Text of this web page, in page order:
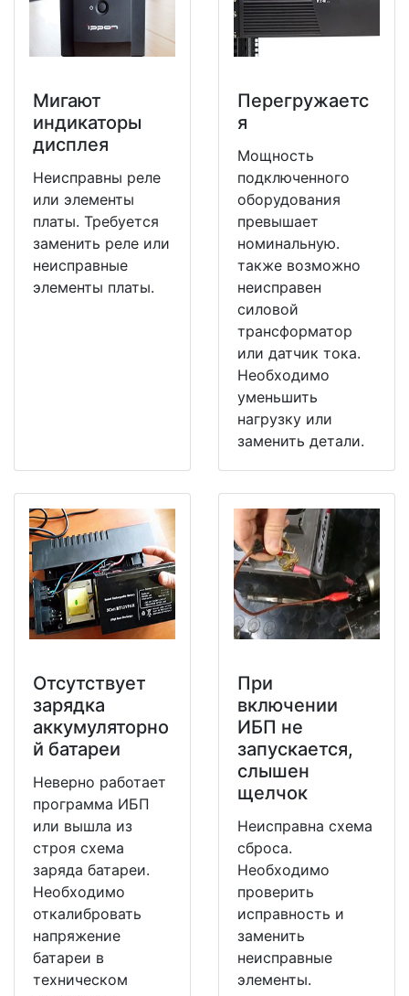
Мигают
индикаторы
дисплея
Неисправны реле
или элементы
платы. Требуется
заменить реле или
неисправные
элементы платы.
Перегружаетс
я
Мощность
подключенного
оборудования
превышает
номинальную.
также возможно
неисправен
силовой
трансформатор
или датчик тока.
Необходимо
уменьшить
нагрузку или
заменить детали.
Отсутствует
зарядка
аккумуляторно
й батареи
Неверно работает
программа ИБП
или вышла из
строя схема
заряда батареи.
Необходимо
откалибровать
напряжение
батареи в
техническом
При
включении
ИБП не
запускается,
слышен
щелчок
Неисправна схема
сброса.
Необходимо
проверить
исправность и
заменить
неисправные
элементы.